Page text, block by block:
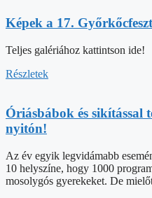
Képek a 17.
Teljes galériához kattintson ide!
Részletek
Óriásbábok és sikítással
nyitón!
Az év egyik legvidámabb
10 helyszíne, hogy 1000
mosolygós gyerekeket. De